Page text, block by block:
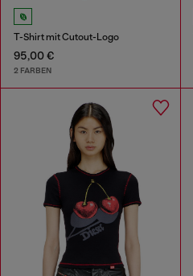
T-Shirt mit Cutout-Logo
95,00 €
2 FARBEN